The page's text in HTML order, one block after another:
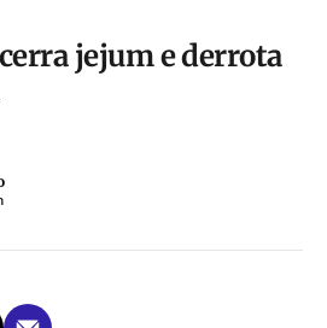
jejum e derrota